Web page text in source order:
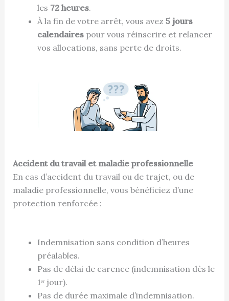
les 72 heures.
À la fin de votre arrêt, vous avez 5 jours
calendairespour vous réinscrire et relancer
vos allocations, sans perte de droits.
Accident du travail et maladie professionnelle
En cas d’accident du travail ou de trajet, ou de
maladie professionnelle, vous bénéficiez d’une
protection renforcée :
Indemnisation sans condition d’heures
préalables.
Pas de délai de carence (indemnisation dès le
1ᵉʳ jour).
Pas de durée maximale d’indemnisation.